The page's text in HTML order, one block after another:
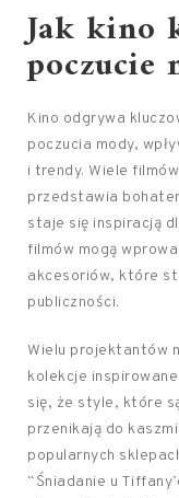
Jak kino
poczucie
Kino odgrywa
poczucia mody,
i trendy. Wiele
przedstawia
staje się inspiracją
filmów mogą
akcesoriów, które
publiczności.
Wielu projektantów
kolekcje
się, że style, które
przenikają do
popularnych
“Śniadanie u